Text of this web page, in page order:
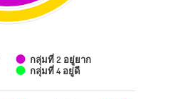
กลุ่มที่ 2 อยู่ยาก
กลุ่มที่ 4 อยู่ดี